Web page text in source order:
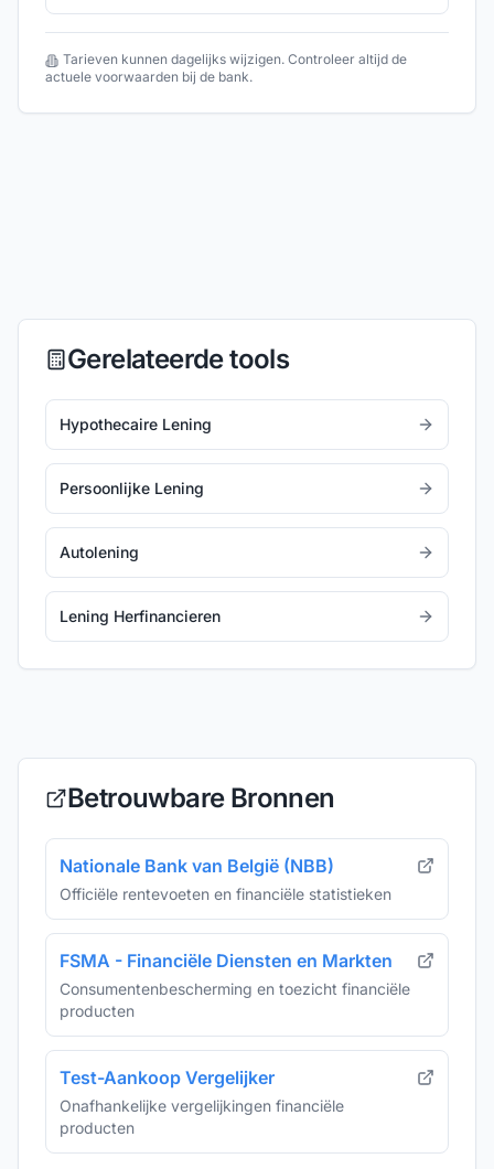
Tarieven kunnen dagelijks wijzigen. Controleer altijd de
actuele voorwaarden bij de bank.
Gerelateerde tools
Hypothecaire Lening
Persoonlijke Lening
Autolening
Lening Herfinancieren
Betrouwbare Bronnen
Nationale Bank van België (NBB)
Officiële rentevoeten en financiële statistieken
FSMA - Financiële Diensten en Markten
Consumentenbescherming en toezicht financiële
producten
Test-Aankoop Vergelijker
Onafhankelijke vergelijkingen financiële
producten